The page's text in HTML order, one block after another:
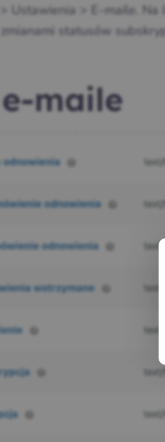
Ustawienia > E‑maile.
statusów